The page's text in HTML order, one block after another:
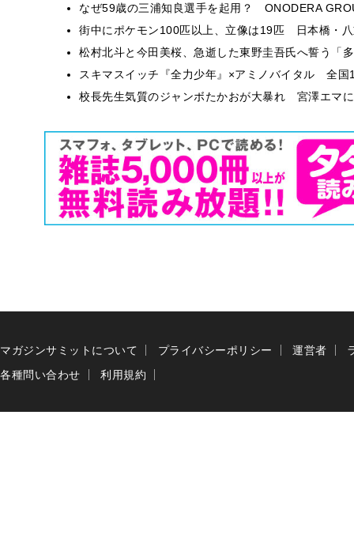
なぜ59歳の三浦知良選手を起用？ ONODERA
街中にポケモン100匹以上、立像は19匹 日本橋・
松村北斗と今田美桜、急逝した東野圭吾氏へ誓う「
スキマスイッチ『全力少年』×アミノバイタル 全国
校長先生気質のジャンボたかおが大暴れ 宮澤エマ
マガジンサミットについて プライバシーポリシー 運営者
各種問い合わせ
利用規約